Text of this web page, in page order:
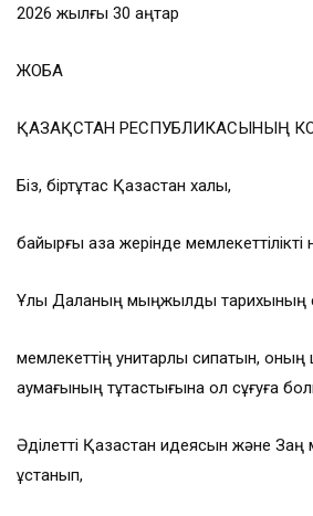
2026 жылғы 30 қаңтар
ЖОБА
ҚАЗАҚСТАН РЕСПУБЛИКАСЫНЫҢ
Біз, біртұтас Қазақстан халқы,
байырғы қазақ жерінде
Ұлы Даланың мыңжылдық тарихының
мемлекеттің унитарлы сипатын,
аумағының тұтастығына қол сұғуға
Әділетті Қазақстан идеясын және Заң
ұстанып,